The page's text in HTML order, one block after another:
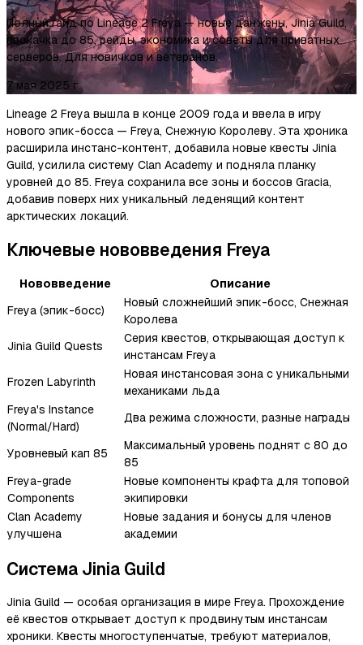
Полный гайд по Lineage 2 Freya — новые данжены, Jinia Guild,
прокачка до 85, рейды, экономика и советы для приватных
серверов. Для новичков и ветеранов.
7 мая 2025 г.
Lineage 2 Freya вышла в конце 2009 года и ввела в игру
нового эпик-босса — Freya, Снежную Королеву. Эта хроника
расширила инстанс-контент, добавила новые квесты Jinia
Guild, усилила систему Clan Academy и подняла планку
уровней до 85. Freya сохранила все зоны и боссов Gracia,
добавив поверх них уникальный леденящий контент
арктических локаций.
Ключевые нововведения Freya
Нововведение
Описание
Freya (эпик-босс)
Новый сложнейший эпик-босс, Снежная
Королева
Jinia Guild Quests
Серия квестов, открывающая доступ к
инстансам Freya
Frozen Labyrinth
Новая инстансовая зона с уникальными
механиками льда
Freya's Instance
(Normal/Hard)
Два режима сложности, разные награды
Уровневый кап 85
Максимальный уровень поднят с 80 до
85
Freya-grade
Components
Новые компоненты крафта для топовой
экипировки
Clan Academy
улучшена
Новые задания и бонусы для членов
академии
Система Jinia Guild
Jinia Guild — особая организация в мире Freya. Прохождение
её квестов открывает доступ к продвинутым инстансам
хроники. Квесты многоступенчатые, требуют материалов,